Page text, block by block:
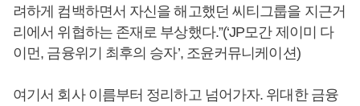
려하게 컴백하면서 자신을 해고했던 씨티그룹을 지근거
리에서 위협하는 존재로 부상했다.”(‘JP모간 제이미 다
이먼, 금융위기 최후의 승자’, 조윤커뮤니케이션)
여기서 회사 이름부터 정리하고 넘어가자. 위대한 금융